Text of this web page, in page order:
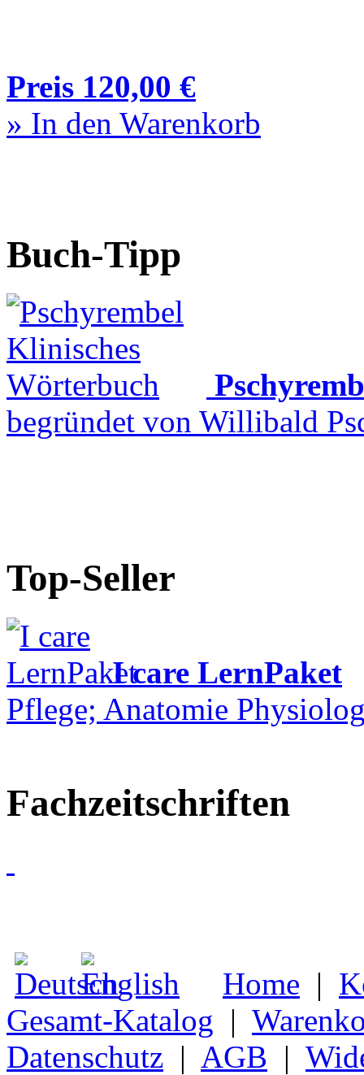
Preis 120,00 €
» In den Warenkorb
Buch-Tipp
begründet von Willibald
Top-Seller
I care LernPaket
Pflege; Anatomie
Fachzeitschriften
Home |
Gesamt-Katalog |
Datenschutz | AGB |